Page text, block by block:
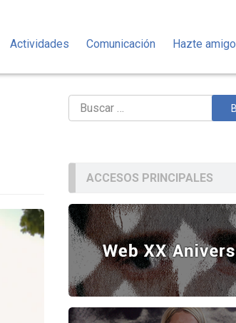
Actividades Comunicación Hazte amigo
Buscar:
ACCESOS PRINCIPALES